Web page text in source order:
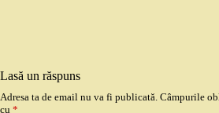
Lasă un răspuns
Adresa ta de email nu va fi publicată. Câmpurile
cu *